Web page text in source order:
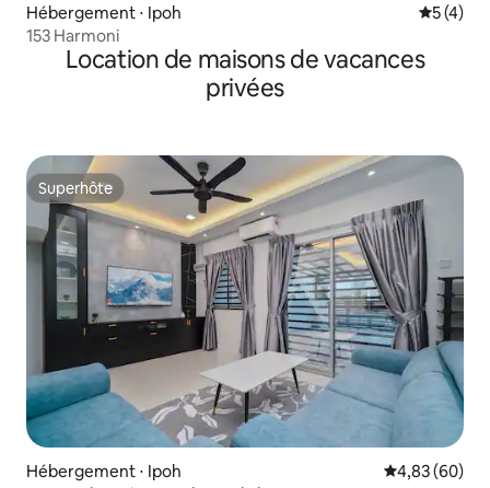
Hébergement ⋅ Ipoh
5 (4)
153 Harmoni
Location de maisons de vacances
privées
Superhôte
Superhôte
Hébergement ⋅ Ipoh Évaluation
4,83 (60)